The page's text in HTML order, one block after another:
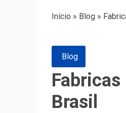
Início » Blog »
Blog
Brasil